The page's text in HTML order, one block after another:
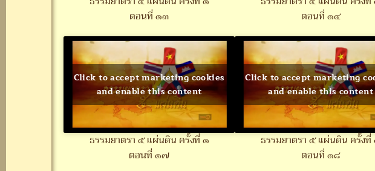
ตอนที่ ๑๓
ตอนที่ ๑๔
Click to accept marketing cookies
and enable this content
ธรรมยาตรา ๕ แผ่นดิน ครั้งที่ ๑
ตอนที่ ๑๗
Click to accept marketing
and enable this content
ธรรมยาตรา ๕ แผ่นดิน ครั้งที่
ตอนที่ ๑๘